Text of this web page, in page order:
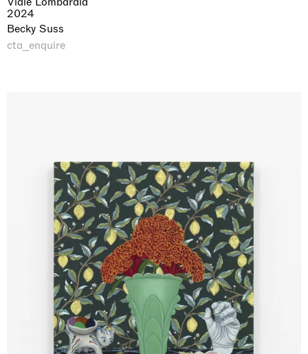
2024
Becky Suss
cta_enquire